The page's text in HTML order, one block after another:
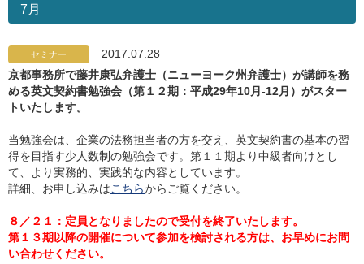
7月
セミナー
2017.07.28
京都事務所で藤井康弘弁護士（ニューヨーク州弁護士）が講師を務
める英文契約書勉強会（第１２期：平成29年10月-12月）がスター
トいたします。
当勉強会は、企業の法務担当者の方を交え、英文契約書の基本の習
得を目指す少人数制の勉強会です。第１１期より中級者向けとし
て、より実務的、実践的な内容としています。
詳細、お申し込みはこちらからご覧ください。
８／２１：定員となりましたので受付を終了いたします。
第１３期以降の開催について参加を検討される方は、お早めにお問
い合わせください。